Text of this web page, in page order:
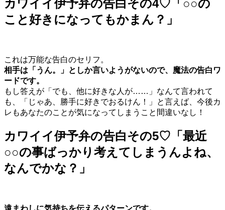
カワイイ伊予弁の告白その4♡「○○の
こと好きになってもかまん？」
これは万能な告白のセリフ。
相手は「うん。」としか言いようがないので、魔法の告白ワ
ードです。
もし答えが「でも、他に好きな人が……」なんて言われて
も、「じゃあ、勝手に好きでおるけん！」と言えば、今後カ
レもあなたのことが気になってしまうこと間違いなし！
カワイイ伊予弁の告白その5♡「最近
○○の事ばっかり考えてしまうんよね、
なんでかな？」
遠まわしに気持ちを伝えるパターンです。